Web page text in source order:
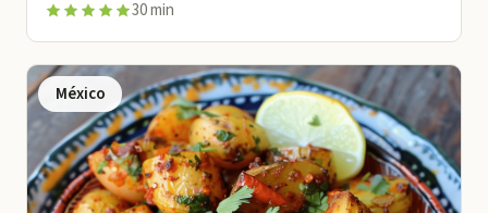
30 min
México